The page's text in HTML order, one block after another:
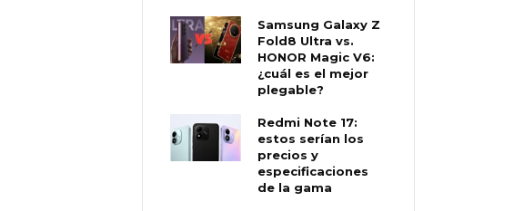
Samsung Galaxy Z
Fold8 Ultra vs.
HONOR Magic V6:
¿cuál es el mejor
plegable?
Redmi Note 17:
estos serían los
precios y
especificaciones
de la gama